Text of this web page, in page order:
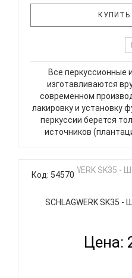
КУПИТЬ
Все перкуссионные
изготавливаются
современном
лакировку и установку
перкуссии берется
источников
Код: 54570
SCHLAGWERK SK35
Цена: